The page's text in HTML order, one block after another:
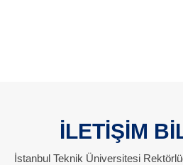
İLETİŞİM
İstanbul Teknik Üniversitesi